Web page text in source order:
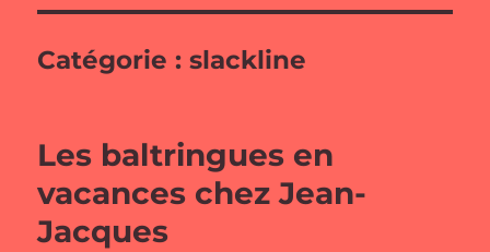
Catégorie :slackline
Les baltringues en
vacances chez Jean-
Jacques